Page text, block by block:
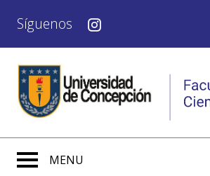
Síguenos
MENU